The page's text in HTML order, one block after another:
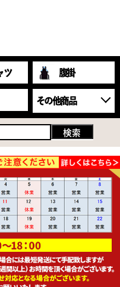
ツ 腹掛
その他商品